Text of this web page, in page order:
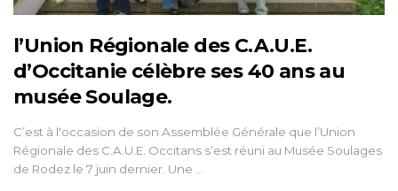
l’Union Régionale des C.A.U.E.
d’Occitanie célèbre ses 40 ans au
musée Soulage.
C’est à l'occasion de son Assemblée Générale que l’Union
Régionale des C.A.U.E. Occitans s’est réuni au Musée Soulages
de Rodez le 7 juin dernier. Une …